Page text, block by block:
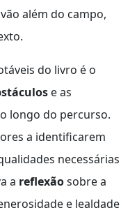
além do campo,
do livro é o
e as
longo do percurso.
a identificarem
necessárias
a reflexãosobre a
e lealdade